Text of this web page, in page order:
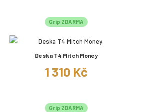
Grip ZDARMA
Deska T4 Mitch Money
1 310 Kč
Grip ZDARMA